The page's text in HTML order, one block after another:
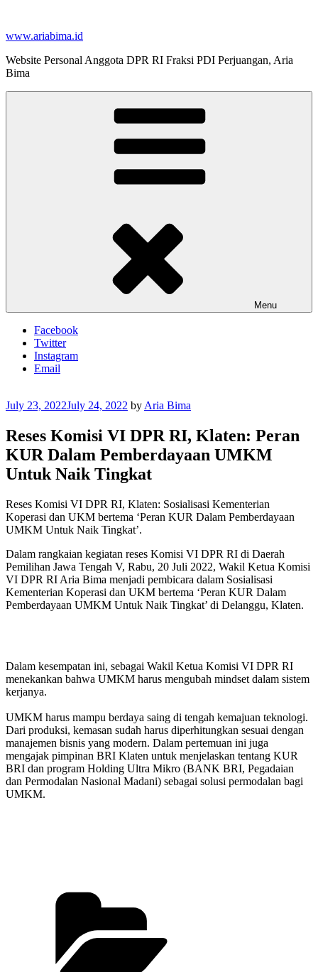
content
www.ariabima.id
Website Personal Anggota DPR RI Fraksi PDI Perjuangan, Aria
Bima
Menu
Facebook
Twitter
Instagram
Email
Posted
July 23, 2022July 24, 2022 by Aria Bima
Reses Komisi VI DPR RI, Klaten: Peran
KUR Dalam Pemberdayaan UMKM
Untuk Naik Tingkat
Reses Komisi VI DPR RI, Klaten: Sosialisasi Kementerian
Koperasi dan UKM bertema ‘Peran KUR Dalam Pemberdayaan
UMKM Untuk Naik Tingkat’.
Dalam rangkaian kegiatan reses Komisi VI DPR RI di Daerah
Pemilihan Jawa Tengah V, Rabu, 20 Juli 2022, Wakil Ketua Komisi
VI DPR RI Aria Bima menjadi pembicara dalam Sosialisasi
Kementerian Koperasi dan UKM bertema ‘Peran KUR Dalam
Pemberdayaan UMKM Untuk Naik Tingkat’ di Delanggu, Klaten.
Dalam kesempatan ini, sebagai Wakil Ketua Komisi VI DPR RI
menekankan bahwa UMKM harus mengubah mindset dalam sistem
kerjanya.
UMKM harus mampu berdaya saing di tengah kemajuan teknologi.
Dari produksi, kemasan sudah harus diperhitungkan sesuai dengan
manajemen bisnis yang modern. Dalam pertemuan ini juga
mengajak pimpinan BRI Klaten untuk menjelaskan tentang KUR
BRI dan program Holding Ultra Mikro (BANK BRI, Pegadaian
dan Permodalan Nasional Madani) sebagai solusi permodalan bagi
UMKM.